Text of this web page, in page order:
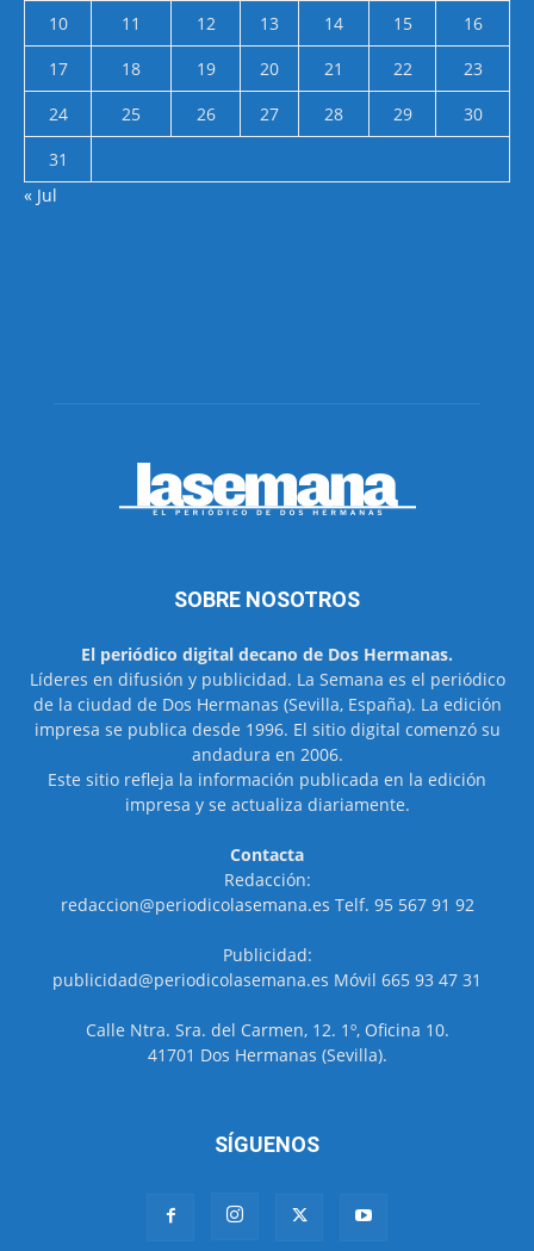
10
11 12 13 14 15
16
17
18 19 20 21 22
23
24
25 26 27 28 29
30
31
« Jul
SOBRE NOSOTROS
El periódico digital decano de Dos Hermanas.
Líderes en difusión y publicidad. La Semana es el periódico
de la ciudad de Dos Hermanas (Sevilla, España). La edición
impresa se publica desde 1996. El sitio digital comenzó su
andadura en 2006.
Este sitio refleja la información publicada en la edición
impresa y se actualiza diariamente.
Contacta
Redacción:
redaccion@periodicolasemana.es Telf. 95 567 91 92
Publicidad:
publicidad@periodicolasemana.es Móvil 665 93 47 31
Calle Ntra. Sra. del Carmen, 12. 1º, Oficina 10.
41701 Dos Hermanas (Sevilla).
SÍGUENOS